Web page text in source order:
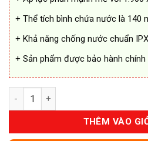
+ Thể tích bình chứa nước là 140
+ Khả năng chống nước chuẩn
+ Sản phẩm được bảo hành chính
Máy tăm nước Enchen MINT 3
THÊM VÀO